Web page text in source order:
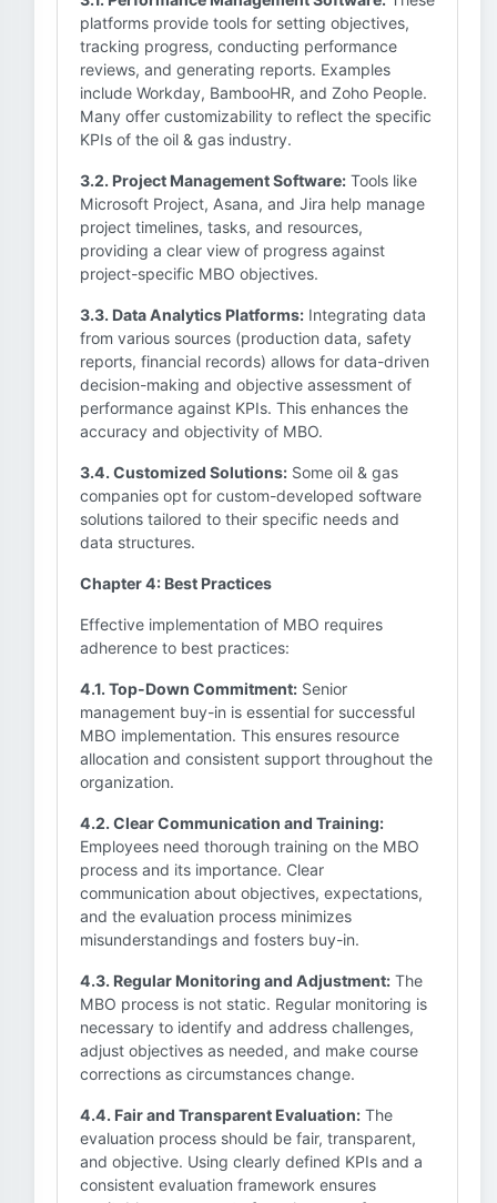
platforms provide tools for setting objectives,
tracking progress, conducting performance
reviews, and generating reports. Examples
include Workday, BambooHR, and Zoho People.
Many offer customizability to reflect the specific
KPIs of the oil & gas industry.
3.2. Project Management Software: Tools like
Microsoft Project, Asana, and Jira help manage
project timelines, tasks, and resources,
providing a clear view of progress against
project-specific MBO objectives.
3.3. Data Analytics Platforms: Integrating data
from various sources (production data, safety
reports, financial records) allows for data-driven
decision-making and objective assessment of
performance against KPIs. This enhances the
accuracy and objectivity of MBO.
3.4. Customized Solutions: Some oil & gas
companies opt for custom-developed software
solutions tailored to their specific needs and
data structures.
Chapter 4: Best Practices
Effective implementation of MBO requires
adherence to best practices:
4.1. Top-Down Commitment: Senior
management buy-in is essential for successful
MBO implementation. This ensures resource
allocation and consistent support throughout the
organization.
4.2. Clear Communication and Training:
Employees need thorough training on the MBO
process and its importance. Clear
communication about objectives, expectations,
and the evaluation process minimizes
misunderstandings and fosters buy-in.
4.3. Regular Monitoring and Adjustment: The
MBO process is not static. Regular monitoring is
necessary to identify and address challenges,
adjust objectives as needed, and make course
corrections as circumstances change.
4.4. Fair and Transparent Evaluation: The
evaluation process should be fair, transparent,
and objective. Using clearly defined KPIs and a
consistent evaluation framework ensures